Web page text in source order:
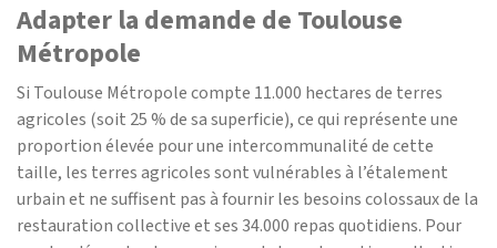
Adapter la demande de Toulouse
Métropole
Si Toulouse Métropole compte 11.000 hectares de terres
agricoles (soit 25 % de sa superficie), ce qui représente une
proportion élevée pour une intercommunalité de cette
taille, les terres agricoles sont vulnérables à l’étalement
urbain et ne suffisent pas à fournir les besoins colossaux de la
restauration collective et ses 34.000 repas quotidiens. Pour